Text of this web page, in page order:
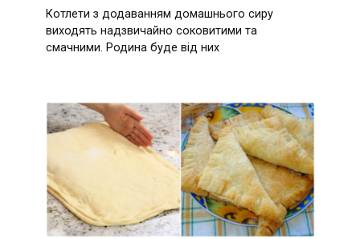
Котлети з додаванням домашнього сиру
виходять надзвичайно соковитими та
смачними. Родина буде від них